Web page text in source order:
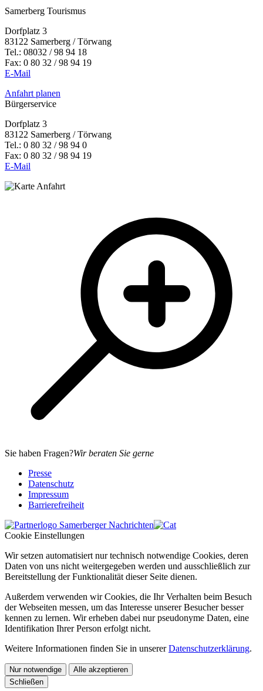
Samerberg Tourismus
Dorfplatz 3
83122 Samerberg / Törwang
Tel.: 08032 / 98 94 18
Fax: 0 80 32 / 98 94 19
E-Mail
Anfahrt planen
Bürgerservice
Dorfplatz 3
83122 Samerberg / Törwang
Tel.: 0 80 32 / 98 94 0
Fax: 0 80 32 / 98 94 19
E-Mail
Sie haben Fragen?Wir beraten Sie gerne
Presse
Datenschutz
Impressum
Barrierefreiheit
Cookie Einstellungen
Wir setzen automatisiert nur technisch notwendige Cookies, deren
Daten von uns nicht weitergegeben werden und ausschließlich zur
Bereitstellung der Funktionalität dieser Seite dienen.
Außerdem verwenden wir Cookies, die Ihr Verhalten beim Besuch
der Webseiten messen, um das Interesse unserer Besucher besser
kennen zu lernen. Wir erheben dabei nur pseudonyme Daten, eine
Identifikation Ihrer Person erfolgt nicht.
Weitere Informationen finden Sie in unsererDatenschutzerklärung.
Nur notwendige
Alle akzeptieren
Schließen